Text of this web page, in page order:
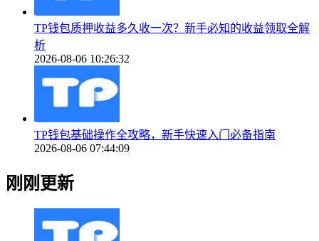
TP钱包质押收益多久收一次？新手必知的收益领取全解
析
2026-08-06 10:26:32
TP钱包基础操作全攻略，新手快速入门必备指南
2026-08-06 07:44:09
刚刚更新